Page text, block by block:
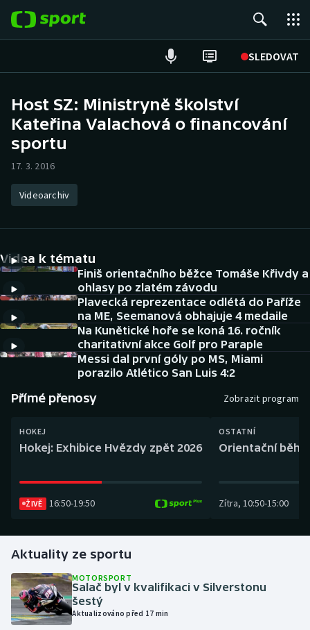
SLEDOVAT
Hokej
Atletika
DALŠÍ SPORTY
Americký fotbal
Baseball a softbal
Basketbal
Box
Curling
Florbal
Futsal
Golf
NEPŘEHLÉDNĚTE
Soutěže
Historické návraty
Host SZ: Ministryně školství
Kateřina Valachová o financování
sportu
17. 3. 2016
Videoarchiv
Videa k tématu
Finiš orientačního běžce Tomáše Křivdy a
ohlasy po zlatém závodu
Plavecká reprezentace odlétá do Paříže
na ME, Seemanová obhajuje 4 medaile
Na Kunětické hoře se koná 16. ročník
charitativní akce Golf pro Paraple
Messi dal první góly po MS, Miami
porazilo Atlético San Luis 4:2
Přímé přenosy Zobrazit program
HOKEJ
Hokej: Exhibice Hvězdy zpět 2026
ŽIVĚ 16:50-19:50
OSTATNÍ
Orientační běh:
Zítra, 10:50-15:00
Aktuality ze sportu
MOTORSPORT
Salač byl v kvalifikaci v Silverstonu
šestý
Aktualizováno před 17 min